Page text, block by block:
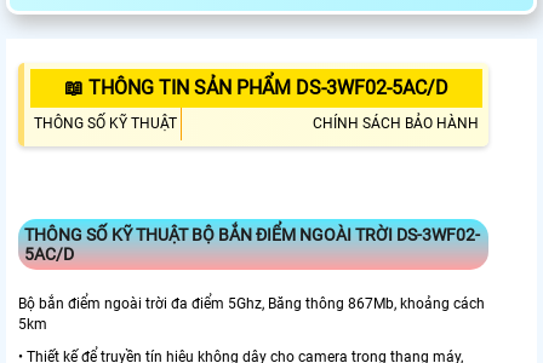
📖 THÔNG TIN SẢN PHẨM DS-3WF02-5AC/D
THÔNG SỐ KỸ THUẬT CHÍNH SÁCH BẢO HÀNH
THÔNG SỐ KỸ THUẬT BỘ BẮN ĐIỂM NGOÀI TRỜI DS-3WF02-
5AC/D
Bộ bắn điểm ngoài trời đa điểm 5Ghz, Băng thông 867Mb, khoảng cách
5km
• Thiết kế để truyền tín hiệu không dây cho camera trong thang máy,